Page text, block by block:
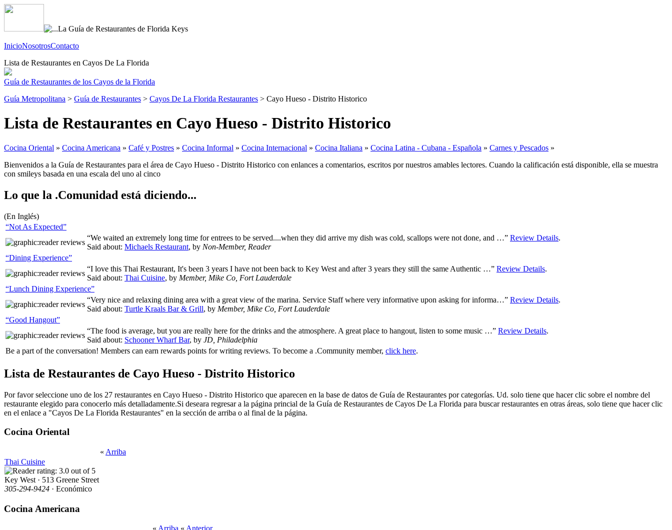
InicioNosotrosContacto
Lista de Restaurantes en Cayos De La Florida
Guía de Restaurantes de los Cayos de la Florida
Guía Metropolitana > Guía de Restaurantes > Cayos De La Florida Restaurantes > Cayo Hueso - Distrito Historico
Lista de Restaurantes en Cayo Hueso - Distrito Historico
Cocina Oriental » Cocina Americana » Café y Postres » Cocina Informal » Cocina Internacional » Cocina Italiana » Cocina Latina - Cubana - Española » Carnes y Pescados »
Bienvenidos a la Guía de Restaurantes para el área de Cayo Hueso - Distrito Historico con enlances a comentarios, escritos por nuestros amables lectores. Cuando la calificación está disponible, ella se muestra
con smileys basada en una escala del uno al cinco
Lo que la .Comunidad está diciendo...
(En Inglés)
“Not As Expected”
“We waited an extremely long time for entrees to be served....when they did arrive my dish was cold, scallops were not done, and …” Review Details.
Said about: Michaels Restaurant, by Non-Member, Reader
“Dining Experience”
“I love this Thai Restaurant, It's been 3 years I have not been back to Key West and after 3 years they still the same Authentic …” Review Details.
Said about: Thai Cuisine, by Member, Mike Co, Fort Lauderdale
“Lunch Dining Experience”
“Very nice and relaxing dining area with a great view of the marina. Service Staff where very informative upon asking for informa…” Review Details.
Said about: Turtle Kraals Bar & Grill, by Member, Mike Co, Fort Lauderdale
“Good Hangout”
“The food is average, but you are really here for the drinks and the atmosphere. A great place to hangout, listen to some music …” Review Details.
Said about: Schooner Wharf Bar, by JD, Philadelphia
Be a part of the conversation! Members can earn rewards points for writing reviews. To become a .Community member, click here.
Lista de Restaurantes de Cayo Hueso - Distrito Historico
Por favor seleccione uno de los 27 restaurantes en Cayo Hueso - Distrito Historico que aparecen en la base de datos de Guía de Restaurantes por categorías. Ud. solo tiene que hacer clic sobre el nombre del
restaurante elegido para conocerlo más detalladamente.Si deseara regresar a la página princial de la Guía de Restaurantes de Cayos De La Florida para buscar restaurantes en otras áreas, solo tiene que hacer clic
en el enlace a "Cayos De La Florida Restaurantes" en la sección de arriba o al final de la página.
Cocina Oriental
« Arriba
Thai Cuisine
Key West · 513 Greene Street
305-294-9424 · Económico
Cocina Americana